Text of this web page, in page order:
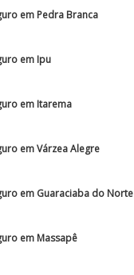
em Pedra Branca
em Ipu
em Itarema
em Várzea Alegre
em Guaraciaba do Norte
em Massapê